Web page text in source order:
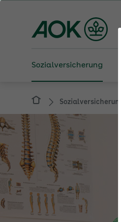
Sozialversicherung
Sozialversicherung